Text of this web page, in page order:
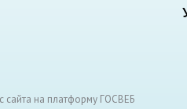
сайта на платформу ГОСВЕБ